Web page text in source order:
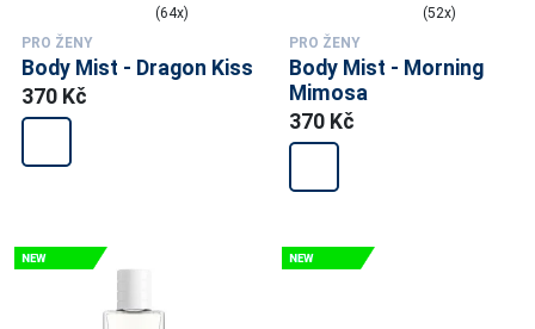
(64x)
PRO ŽENY
Body Mist - Dragon Kiss
370 Kč
(52x)
PRO ŽENY
Body Mist - Morning
Mimosa
370 Kč